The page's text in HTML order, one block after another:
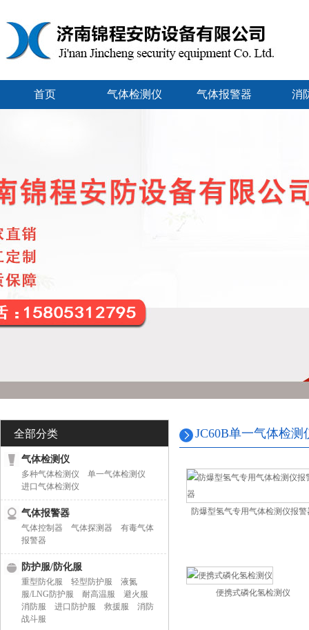
首页 气体检测仪 气体报警器 消
全部分类
气体检测仪
多种气体检测仪
单一气体检测仪
进口气体检测仪
气体报警器
气体控制器 气体探测器
有毒气体
报警器
防护服/防化服
重型防化服 轻型防护服
液氮
服/LNG防护服
耐高温服
避火服
消防服
进口防护服 救援服
消防
战斗服
JC60B单一气体检测
防爆型氢气专用气体检测仪报警
便携式磷化氢检测仪